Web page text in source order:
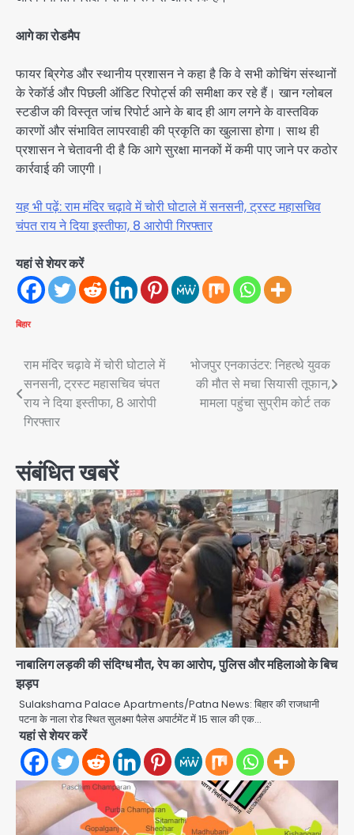
आगे का रोडमैप
फायर ब्रिगेड और स्थानीय प्रशासन ने कहा है कि वे सभी कोचिंग संस्थानों
के रेकॉर्ड और पिछली ऑडिट रिपोर्ट्स की समीक्षा कर रहे हैं। खान ग्लोबल
स्टडीज की विस्तृत जांच रिपोर्ट आने के बाद ही आग लगने के वास्तविक
कारणों और संभावित लापरवाही की प्रकृति का खुलासा होगा। साथ ही
प्रशासन ने चेतावनी दी है कि आगे सुरक्षा मानकों में कमी पाए जाने पर कठोर
कार्रवाई की जाएगी।
यह भी पढ़ें: राम मंदिर चढ़ावे में चोरी घोटाले में सनसनी, ट्रस्ट महासचिव
चंपत राय ने दिया इस्तीफा, 8 आरोपी गिरफ्तार
यहां से शेयर करें
बिहार
Post
navigation
राम मंदिर चढ़ावे में चोरी घोटाले में
सनसनी, ट्रस्ट महासचिव चंपत
राय ने दिया इस्तीफा, 8 आरोपी
गिरफ्तार
भोजपुर एनकाउंटर: निहत्थे युवक
की मौत से मचा सियासी तूफान,
मामला पहुंचा सुप्रीम कोर्ट तक
संबंधित खबरें
नाबालिग लड़की की संदिग्ध मौत, रेप का आरोप, पुलिस और महिलाओ के बिच
झड़प
Sulakshama Palace Apartments/Patna News: बिहार की राजधानी
पटना के नाला रोड स्थित सुलक्ष्मा पैलेस अपार्टमेंट में 15 साल की एक…
यहां से शेयर करें